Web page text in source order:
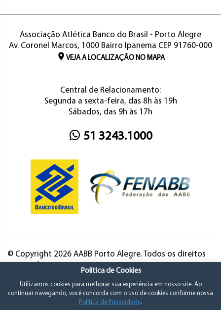
Associação Atlética Banco do Brasil - Porto Alegre
Av. Coronel Marcos, 1000 Bairro Ipanema CEP 91760-000
VEJA A LOCALIZAÇÃO NO MAPA
Central de Relacionamento:
Segunda a sexta-feira, das 8h às 19h
Sábados, das 9h às 17h
51 3243.1000
© Copyright 2026 AABB Porto Alegre. Todos os direitos
Política de Cookies
Utilizamos cookies para melhorar sua experiência em nosso site. Ao
continuar navegando, você concorda com o uso de cookies conforme nossa
Política de Privacidade.